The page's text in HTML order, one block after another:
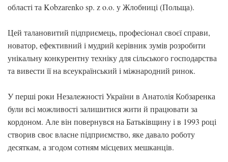
області та Kobzarenko sp. z o.o. у Жлобниці (Польща).
Цей талановитий підприємець, професіонал своєї справи,
новатор, ефективний і мудрий керівник зумів розробити
унікальну конкурентну техніку для сільського господарства
та вивести її на всеукраїнський і міжнародний ринок.
У перші роки Незалежності України в Анатолія Кобзаренка
були всі можливості залишитися жити й працювати за
кордоном. Але він повернувся на Батьківщину і в 1993 році
створив своє власне підприємство, яке давало роботу
десяткам, а згодом сотням місцевих мешканців.